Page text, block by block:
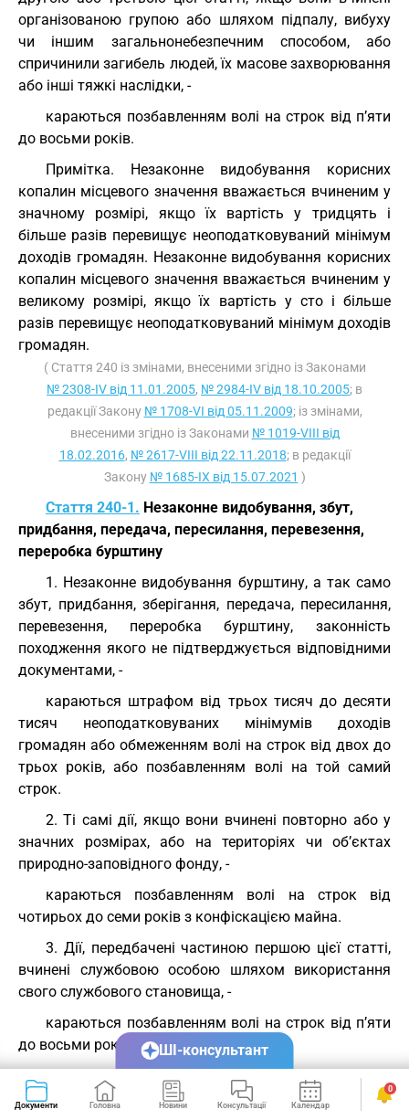
організованою групою або шляхом підпалу, вибуху
чи іншим загальнонебезпечним способом, або
спричинили загибель людей, їх масове захворювання
або інші тяжкі наслідки, -
караються позбавленням волі на строк від п’яти
до восьми років.
Примітка. Незаконне видобування корисних
копалин місцевого значення вважається вчиненим у
значному розмірі, якщо їх вартість у тридцять і
більше разів перевищує неоподатковуваний мінімум
доходів громадян. Незаконне видобування корисних
копалин місцевого значення вважається вчиненим у
великому розмірі, якщо їх вартість у сто і більше
разів перевищує неоподатковуваний мінімум доходів
громадян.
( Стаття 240 із змінами, внесеними згідно із Законами
№ 2308-IV від 11.01.2005, № 2984-IV від 18.10.2005; в
редакції Закону № 1708-VI від 05.11.2009; із змінами,
внесеними згідно із Законами № 1019-VIII від
18.02.2016, № 2617-VIII від 22.11.2018; в редакції
Закону № 1685-IX від 15.07.2021 )
Стаття 240-1. Незаконне видобування, збут,
придбання, передача, пересилання, перевезення,
переробка бурштину
1. Незаконне видобування бурштину, а так само
збут, придбання, зберігання, передача, пересилання,
перевезення, переробка бурштину, законність
походження якого не підтверджується відповідними
документами, -
караються штрафом від трьох тисяч до десяти
тисяч неоподатковуваних мінімумів доходів
громадян або обмеженням волі на строк від двох до
трьох років, або позбавленням волі на той самий
строк.
2. Ті самі дії, якщо вони вчинені повторно або у
значних розмірах, або на територіях чи об’єктах
природно-заповідного фонду, -
караються позбавленням волі на строк від
чотирьох до семи років з конфіскацією майна.
3. Дії, передбачені частиною першою цієї статті,
вчинені службовою особою шляхом використання
свого службового становища, -
караються позбавленням волі на строк від п’яти
до восьми років з конфіскацією майна.
Примітка. Під значним розміром у цій статті слід
розуміти вартість бурштину, що у сто і більше разів
Документи Головна Новини Консультації Календар Сервіси
0
ШІ-консультант